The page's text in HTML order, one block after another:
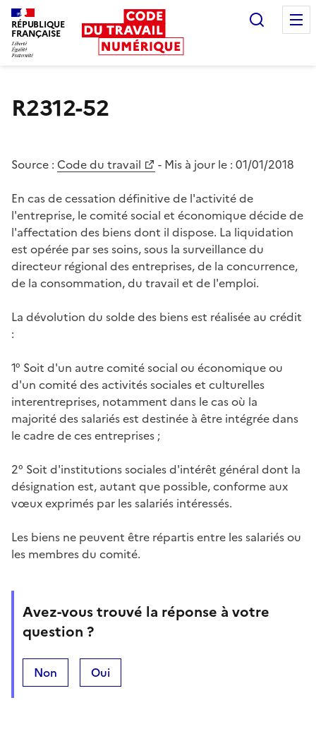
RÉPUBLIQUE
FRANÇAISE
R2312-52
Source : Code du travail - Mis à jour le : 01/01/2018
En cas de cessation définitive de l'activité de
l'entreprise, le comité social et économique décide de
l'affectation des biens dont il dispose. La liquidation
est opérée par ses soins, sous la surveillance du
directeur régional des entreprises, de la concurrence,
de la consommation, du travail et de l'emploi.
La dévolution du solde des biens est réalisée au crédit
:
1° Soit d'un autre comité social ou économique ou
d'un comité des activités sociales et culturelles
interentreprises, notamment dans le cas où la
majorité des salariés est destinée à être intégrée dans
le cadre de ces entreprises ;
2° Soit d'institutions sociales d'intérêt général dont la
désignation est, autant que possible, conforme aux
vœux exprimés par les salariés intéressés.
Les biens ne peuvent être répartis entre les salariés ou
les membres du comité.
Avez-vous trouvé la réponse à votre
question ?
Non Oui